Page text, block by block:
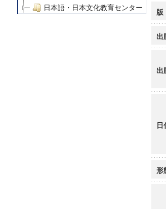
日本語・日本文化教育センター
慶應義塾大学グローバルCOEプログ
慶應義塾大学グローバルCOEプログ
博士課程教育リーディングプログラ
版
出
出
日
形